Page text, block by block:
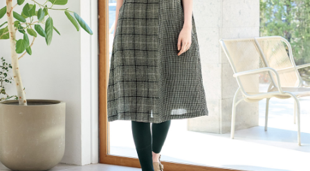
ダーウェア
コート
ブルゾン
その他
トップス